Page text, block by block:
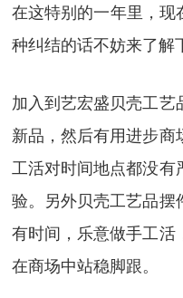
在这特别的一年里，现
种纠结的话不妨来了解
加入到艺宏盛贝壳工
新品，然后有用进步
工活对时间地点都没有
验。另外贝壳工艺品摆
有时间，乐意做手工活
在商场中站稳脚跟。